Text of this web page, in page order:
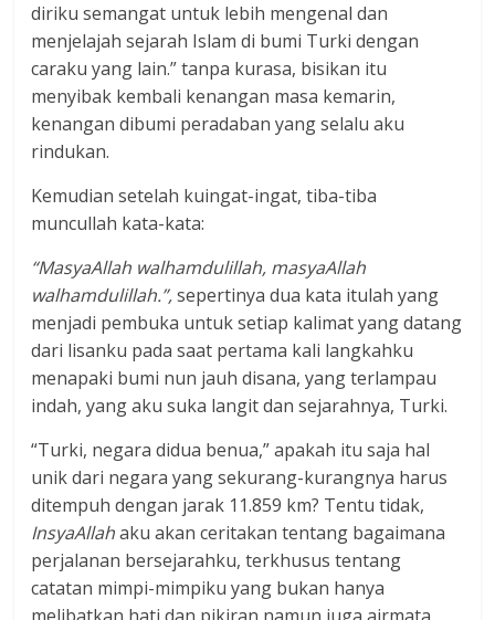
diriku semangat untuk lebih mengenal dan
menjelajah sejarah Islam di bumi Turki dengan
caraku yang lain.” tanpa kurasa, bisikan itu
menyibak kembali kenangan masa kemarin,
kenangan dibumi peradaban yang selalu aku
rindukan.
Kemudian setelah kuingat-ingat, tiba-tiba
muncullah kata-kata:
“MasyaAllah walhamdulillah, masyaAllah
walhamdulillah.”,sepertinya dua kata itulah yang
menjadi pembuka untuk setiap kalimat yang datang
dari lisanku pada saat pertama kali langkahku
menapaki bumi nun jauh disana, yang terlampau
indah, yang aku suka langit dan sejarahnya, Turki.
“Turki, negara didua benua,” apakah itu saja hal
unik dari negara yang sekurang-kurangnya harus
ditempuh dengan jarak 11.859 km? Tentu tidak,
InsyaAllahaku akan ceritakan tentang bagaimana
perjalanan bersejarahku, terkhusus tentang
catatan mimpi-mimpiku yang bukan hanya